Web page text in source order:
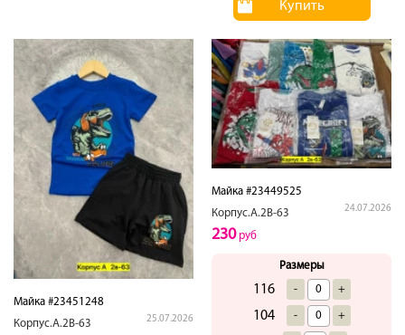
Купить
Майка #23451248
Корпус.А.2В-63
25.07.2026
Майка #23449525
Корпус.А.2В-63
24.07.2026
230руб
Размеры
116 - +
104 - +